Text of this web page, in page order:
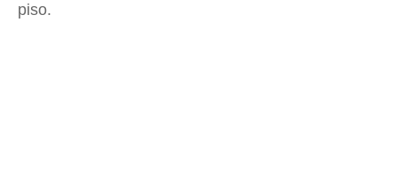
piso.